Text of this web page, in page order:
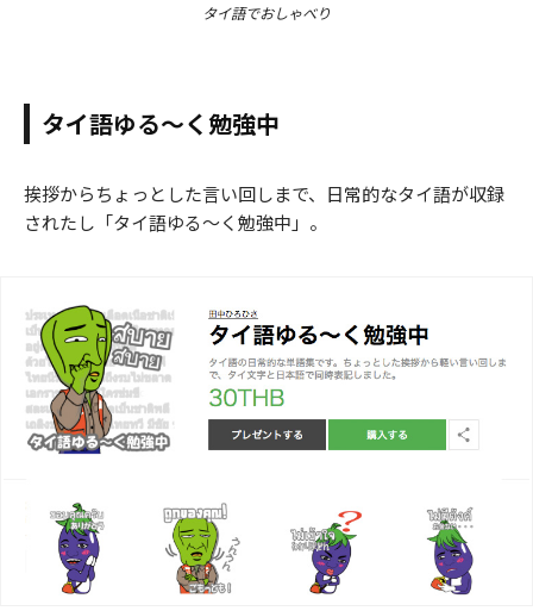
タイ語でおしゃべり
タイ語ゆる～く勉強中
挨拶からちょっとした言い回しまで、日常的なタイ語が収録
されたし「タイ語ゆる～く勉強中」。